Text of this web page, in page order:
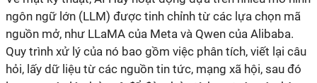
ngôn ngữ lớn (LLM) được tinh chỉnh từ các lựa chọn mã
nguồn mở, như LLaMA của Meta và Qwen của Alibaba.
Quy trình xử lý của nó bao gồm việc phân tích, viết lại câu
hỏi, lấy dữ liệu từ các nguồn tin tức, mạng xã hội, sau đó